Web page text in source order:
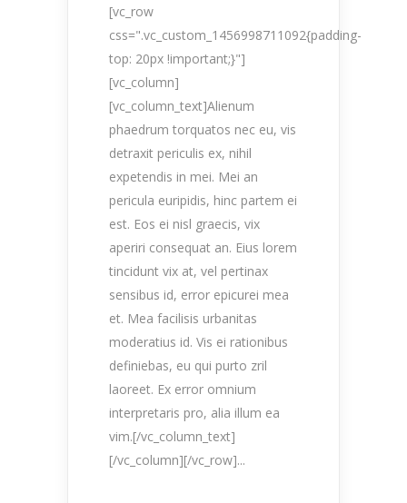
[vc_row
css=".vc_custom_1456998711092{padding-
top: 20px !important;}"]
[vc_column]
[vc_column_text]Alienum
phaedrum torquatos nec eu, vis
detraxit periculis ex, nihil
expetendis in mei. Mei an
pericula euripidis, hinc partem ei
est. Eos ei nisl graecis, vix
aperiri consequat an. Eius lorem
tincidunt vix at, vel pertinax
sensibus id, error epicurei mea
et. Mea facilisis urbanitas
moderatius id. Vis ei rationibus
definiebas, eu qui purto zril
laoreet. Ex error omnium
interpretaris pro, alia illum ea
vim.[/vc_column_text]
[/vc_column][/vc_row]...